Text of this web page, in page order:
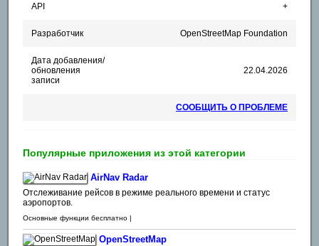
API +
Разработчик OpenStreetMap Foundation
Дата добавления/
обновления
записи
22.04.2026
СООБЩИТЬ О ПРОБЛЕМЕ
Популярные приложения из этой категории
AirNav Radar
Отслеживание рейсов в режиме реального времени и статус
аэропортов.
Основные функции бесплатно |
OpenStreetMap